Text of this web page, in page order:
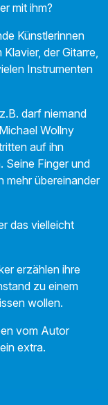
mit ihm?
Künstlerinnen
der Gitarre,
Instrumenten
darf niemand
Wollny
auf ihn
Seine Finger und
mehr übereinander
das vielleicht
erzählen ihre
zu einem
wollen.
vom Autor
extra.